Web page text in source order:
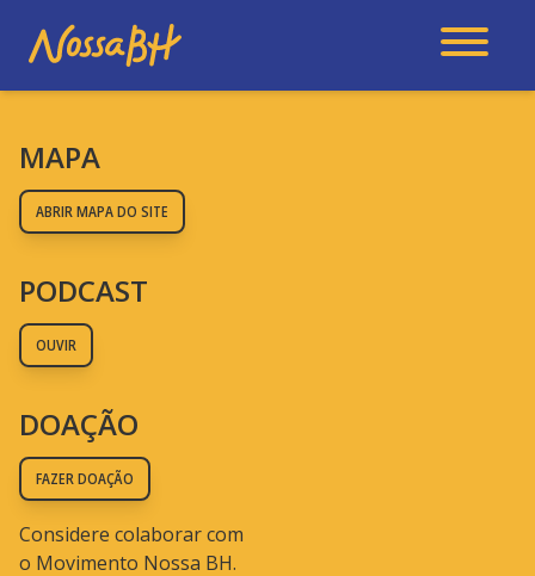
MAPA
ABRIR MAPA DO SITE
PODCAST
OUVIR
DOAÇÃO
FAZER DOAÇÃO
Considere colaborar com
o Movimento Nossa BH.